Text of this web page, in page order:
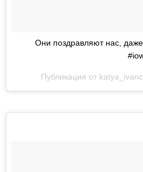
Они поздравляют нас,
Публикация от